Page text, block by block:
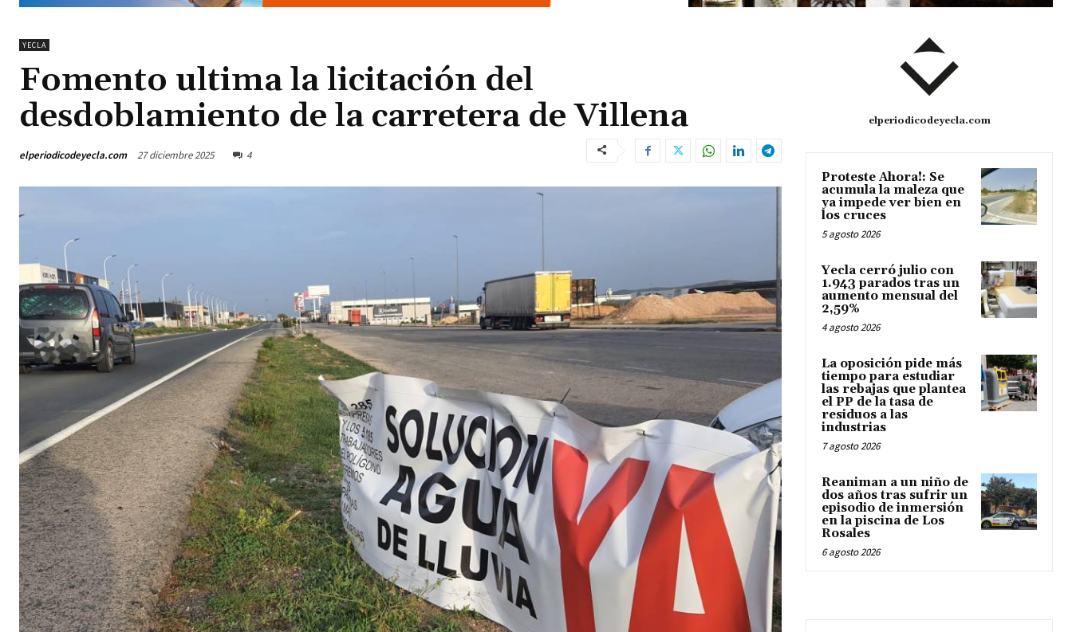
YECLA
Fomento ultima la licitación del
desdoblamiento de la carretera de Villena
elperiodicodeyecla.com 27 diciembre 2025 4
elperiodicodeyecla.com
Proteste Ahora!: Se
acumula la maleza que
ya impede ver bien en
los cruces
5 agosto 2026
Yecla cerró julio con
1.943 parados tras un
aumento mensual del
2,59%
4 agosto 2026
La oposición pide más
tiempo para estudiar
las rebajas que plantea
el PP de la tasa de
residuos a las
industrias
7 agosto 2026
Reaniman a un niño de
dos años tras sufrir un
episodio de inmersión
en la piscina de Los
Rosales
6 agosto 2026